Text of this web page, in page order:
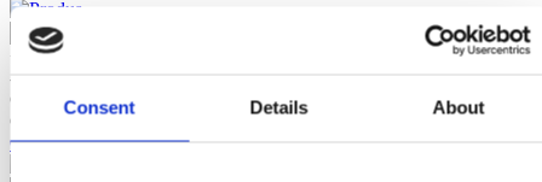
Consent Details About
-
Contactează-ne
Cod IMFXB43
Cap vibrare IMER FX 43 mm